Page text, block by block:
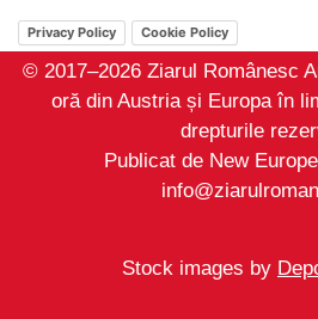
Privacy Policy Cookie Policy
© 2017–2026 Ziarul Românesc
oră din Austria și Europa în
drepturile
Publicat de New
Stock images by